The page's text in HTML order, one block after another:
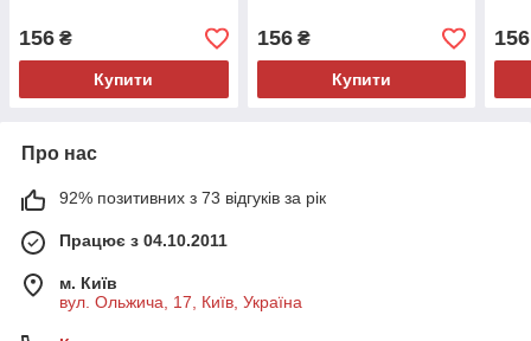
156 ₴
Купити
156₴
Купити
156
Про нас
92% позитивних з 73 відгуків за рік
Працює з 04.10.2011
м. Київ
вул. Ольжича, 17, Київ, Україна